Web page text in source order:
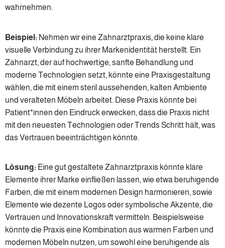
wahrnehmen.
Beispiel: Nehmen wir eine Zahnarztpraxis, die keine klare
visuelle Verbindung zu ihrer Markenidentität herstellt. Ein
Zahnarzt, der auf hochwertige, sanfte Behandlung und
moderne Technologien setzt, könnte eine Praxisgestaltung
wählen, die mit einem steril aussehenden, kalten Ambiente
und veralteten Möbeln arbeitet. Diese Praxis könnte bei
Patient*innen den Eindruck erwecken, dass die Praxis nicht
mit den neuesten Technologien oder Trends Schritt hält, was
das Vertrauen beeinträchtigen könnte.
Lösung: Eine gut gestaltete Zahnarztpraxis könnte klare
Elemente ihrer Marke einfließen lassen, wie etwa beruhigende
Farben, die mit einem modernen Design harmonieren, sowie
Elemente wie dezente Logos oder symbolische Akzente, die
Vertrauen und Innovationskraft vermitteln. Beispielsweise
könnte die Praxis eine Kombination aus warmen Farben und
modernen Möbeln nutzen, um sowohl eine beruhigende als